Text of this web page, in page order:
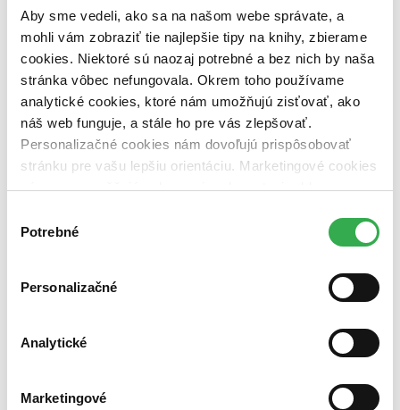
Aby sme vedeli, ako sa na našom webe správate, a
mohli vám zobraziť tie najlepšie tipy na knihy, zbierame
cookies. Niektoré sú naozaj potrebné a bez nich by naša
stránka vôbec nefungovala. Okrem toho používame
analytické cookies, ktoré nám umožňujú zisťovať, ako
náš web funguje, a stále ho pre vás zlepšovať.
Personalizačné cookies nám dovoľujú prispôsobovať
stránku pre vašu lepšiu orientáciu. Marketingové cookies
nám zas umožňujú zobrazenie relevantnej reklamy.
nám pomohlo, keby sme mohli používať všetky tieto
súhlasu
Potrebné
Personalizačné
Analytické
Marketingové
pripravujeme (0 titulov)
pripravujeme
dostupná (bez vypredaných) (0 titulov)
dostupná (bez
vypredaných)
Nové / čítané
nová (0 titulov) nová
čítaná (0 titulov)
čítaná - výborný stav (0 titulov)čítaná - výborný stav
čítaná - mierne opotrebovaná (0 titulov)čítaná - mierne
opotrebovaná
Zúžiť výber
Bestsellery
Najdrahšie